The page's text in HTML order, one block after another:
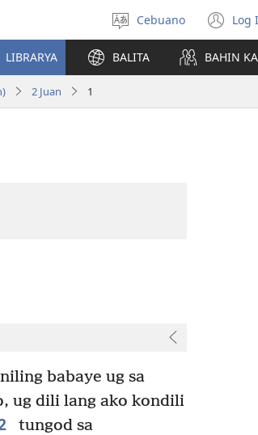
Pagpilig
pinulongan
Cebuano Log
ug
LIBRARYA BALITA BAHIN
2 Juan 1
babaye ug sa
ug dili lang ako kondili
tungod sa